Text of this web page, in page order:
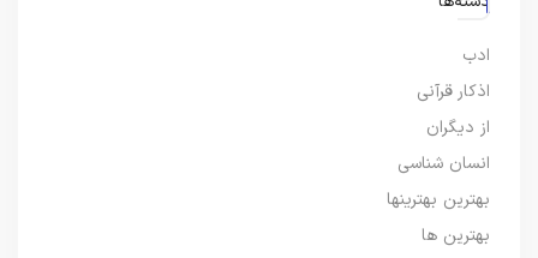
ادب
اذکار قرآنی
از دیگران
انسان شناسی
بهترین بهترینها
بهترین ها